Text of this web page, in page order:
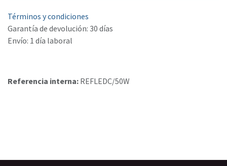
Términos y condiciones
Garantía de devolución: 30 días
Envío: 1 día laboral
Referencia interna: REFLEDC/50W